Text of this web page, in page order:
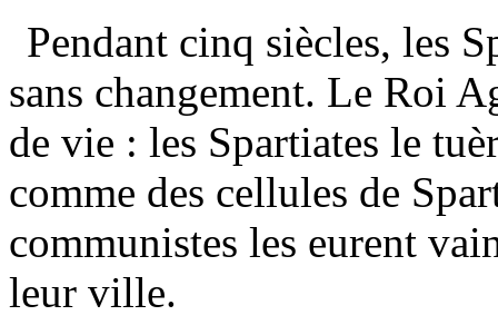
Pendant cinq siècles, les
sans changement. Le Roi
de vie : les Spartiates le
comme des cellules de
communistes les eurent
leur ville.